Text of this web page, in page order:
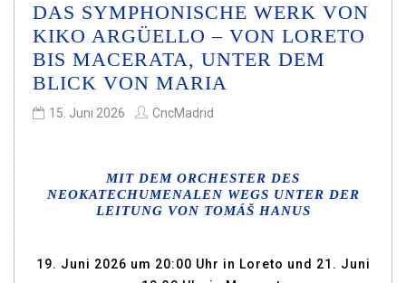
DAS SYMPHONISCHE WERK VON
KIKO ARGÜELLO – VON LORETO
BIS MACERATA, UNTER DEM
BLICK VON MARIA
15. Juni 2026 CncMadrid
MIT DEM ORCHESTER DES
NEOKATECHUMENALEN WEGS UNTER DER
LEITUNG VON TOMÁŠ HANUS
19. Juni 2026 um 20:00 Uhr in Loreto und 21. Juni